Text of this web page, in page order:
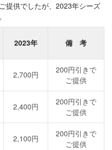
提供でしたが、2023年シーズ
2023年 備 考
2,700円
200円引きで
ご提供
2,400円
200円引きで
ご提供
2,100円
200円引きで
ご提供